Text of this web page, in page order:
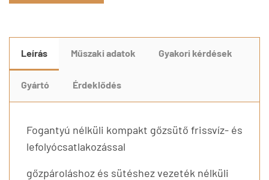
Leírás Műszaki adatok Gyakori kérdések
Gyártó Érdeklődés
Fogantyú nélküli kompakt gőzsütő frissvíz- és
lefolyócsatlakozással
gőzpároláshoz és sütéshez vezeték nélküli